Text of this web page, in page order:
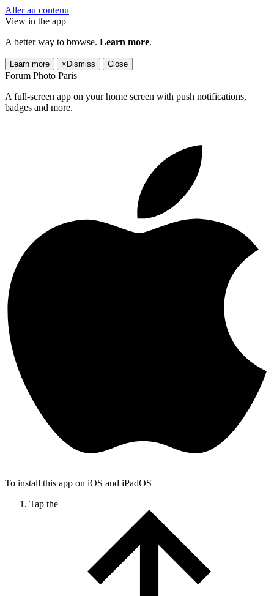
Aller au contenu
View in the app
A better way to browse. Learn more.
Learn more × Dismiss Close
Forum Photo Paris
A full-screen app on your home screen with push notifications,
badges and more.
To install this app on iOS and iPadOS
Tap the